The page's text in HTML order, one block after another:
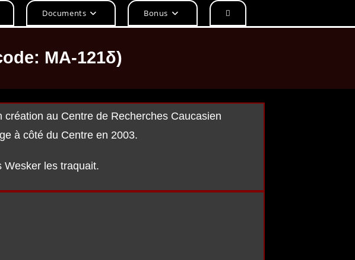
Documents Bonus
MA-121δ)
au Centre de Recherches Caucasien
à côté du Centre en 2003.
Wesker les traquait.